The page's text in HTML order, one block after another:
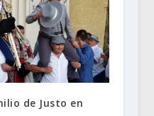
de Justo en